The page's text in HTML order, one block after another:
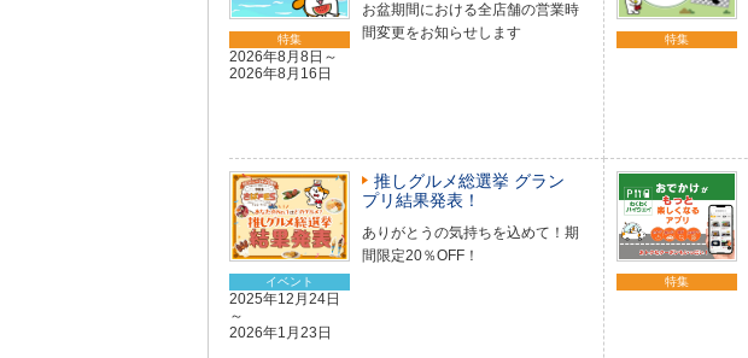
特集
2026年8月8日～
2026年8月16日
お盆期間における全店舗の営業時
間変更をお知らせします
特集
イベント
2025年12月24日
～
2026年1月23日
推しグルメ総選挙 グラン
プリ結果発表！
ありがとうの気持ちを込めて！期
間限定20％OFF！
特集